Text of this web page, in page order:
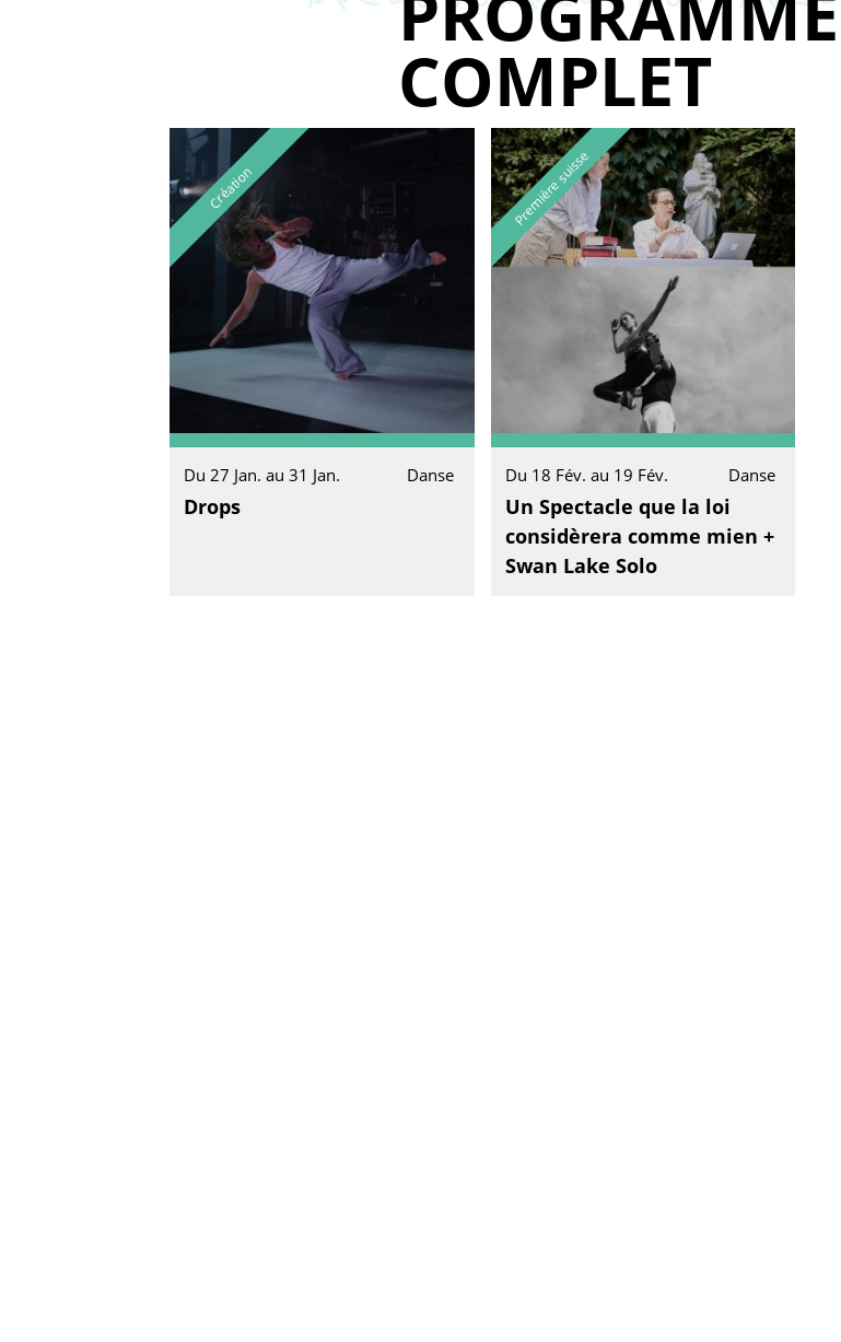
COMPLET
Création
Du 27 Jan. au 31 Jan. Danse
Drops
Première suisse
Du 18 Fév. au 19 Fév. Danse
Un Spectacle que la loi
considèrera comme mien +
Swan Lake Solo